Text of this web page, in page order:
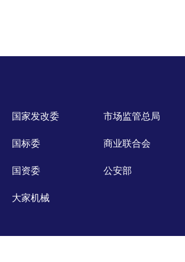
国家发改委 市场监管总局
国标委 商业联合会
国资委 公安部
大家机械